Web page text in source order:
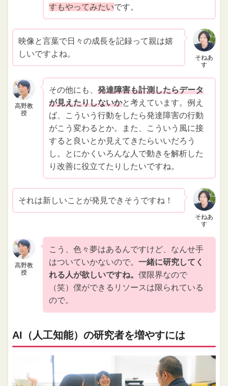
すもやってみたいです。
そねあ
す
映像と言葉で日々の成長を記録って親は嬉
しいですよね。
高野教
授
その他にも、発達障害も計測したらデータ
が見えたりしないかと考えています。例え
ば、こういう行動をしたら発達障害の行動
がこう変わるとか。また、こういう風に接
すると良いとか見えてきたらいいだろう
し。とにかくいろんな人で動きを解析した
り改善に役立てたりしたいですね。
そねあ
す
それは新しいことが発見できそうですね！
高野教
授
こう、色々夢はあるんですけど、なんせ手
はついていかないので。一緒に研究してく
れる人が欲しいですね。僕限界なので
（笑）僕ができるリソースは限られている
ので。
AI（人工知能）の研究者を増やすには